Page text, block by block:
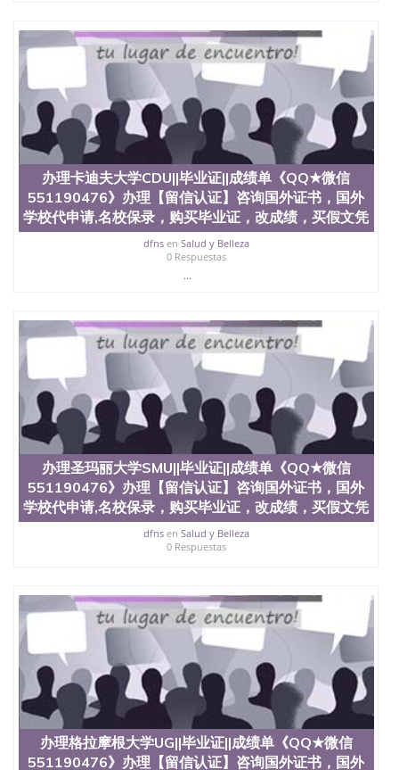
心，占地154公顷。它是一所位于加利福尼亚州的著
名综合性公立大学，它以极高的就业率，全美名列前
茅的毕业薪资，浓厚的多元化学术氛围，杰出的本科
教育质量，被《福克斯》杂志评选为全美50强公立综
合性大学，每年有来自世界各地的成百上千的海外学
生前往求学。 至今，这是一所在世界上享有学术地
位、声誉、实习机会和影响力的高等教育机构，并获
誉为美国本科教育质量的核心代表。其计算机系与会
计系更是在当今美国大学教学排名中表现优异。其毕
业生大多可以在其所处地域的世界硅谷中心得到工作
机会。许多硅谷公司甚至在学生大三和大四的学期提
供许多相应科系的实习机会。无论是加州大学系统
(UC)，还是加州州立大学系统(CSU), 圣何塞州立大学
都占据着加州所有大学中的地理位置。 圣何塞州立大
学座落于硅谷(Silicon Valley), 于附近的旧金山-圣何塞
国的学生来此就读。其有名的科系如计算机科学，电
子工程学，工商管理学，艺术设计，和航空学等，深
受性肯定及好评；而各种大学部和研究所的商学课程
也吸引了众多不同国家的专业人士前来研究与学习。
二、办理流程： 1、收集客户办理信息； 2、客户付
定金下单； 3、公司确认到账转制作点做电子图；
4、电子图做好发给客户确认； 5、电子图确认好转成
品部做成品； 6、成品做好拍照或者视频确认再付余
款； 7、快递给客户（国内顺丰，国外DHL）。 三、
真实网上可查的证明材料 1、教育部学历学位认证，
留服真实存档可查，存档。 2、留学回国人员证明
（使馆认证），使馆网站真实存档可查。 3、留信网
真实可查认证办理，存档可查，终身受用。 四、办理
流程农业科学院、艺术与建筑学院、商学院、交流学
护理学院、科学学院等。学校的教育学院排名在全美
前十名，工学院排名在前十五名，且继续攀升中。纽
约大学为学生们提供本科、硕士及博士学位。学校的
专业课程包括：会计学、MBA、财务、教育、建筑工
程、经济、医学、护理、文学、音乐、生物学、统计
学、美术、电子工程、天文学、农业、环境污染控
制、历史、电气工程、生物工程、建筑设计、工商管
理、材料科学、机械工程、航天工程、土木工程、数
学、化学、英语、社会科学、心理学、戏剧、市场营
销、机械工程、计算机科学、物理学、人工智能、商
办理卡迪夫大学CDU||毕业证||成绩单《QQ★微信
551190476》办理【留信认证】咨询国外证书，国外
学校代申请,名校保录，购买毕业证，改成绩，买假文凭
dfnsen Salud y Belleza
0 Respuestas
...
办理圣玛丽大学SMU||毕业证||成绩单《QQ★微信
551190476》办理【留信认证】咨询国外证书，国外
学校代申请,名校保录，购买毕业证，改成绩，买假文凭
dfnsen Salud y Belleza
0 Respuestas
办理格拉摩根大学UG||毕业证||成绩单《QQ★微信
551190476》办理【留信认证】咨询国外证书，国外